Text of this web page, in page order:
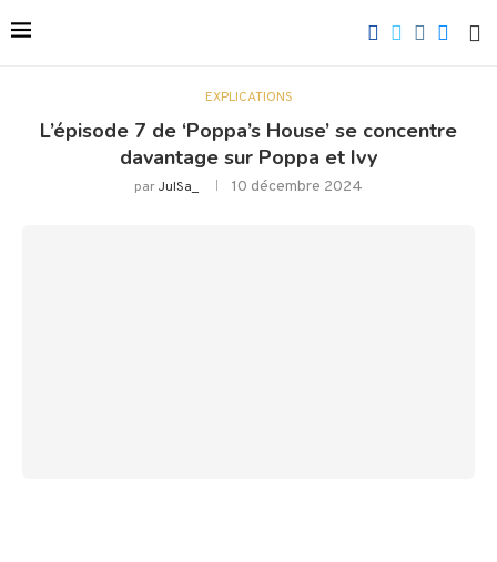
EXPLICATIONS
L’épisode 7 de ‘Poppa’s House’ se concentre
davantage sur Poppa et Ivy
parJulSa_ 10 décembre 2024